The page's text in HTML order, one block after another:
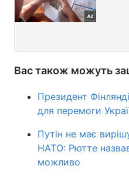
Вас також можуть
Президент
для перемоги
Путін не має
НАТО: Рютте
можливо